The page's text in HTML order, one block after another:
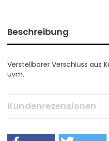
Beschreibung
Verstellbarer Verschluss aus
uvm.
Kundenrezensionen